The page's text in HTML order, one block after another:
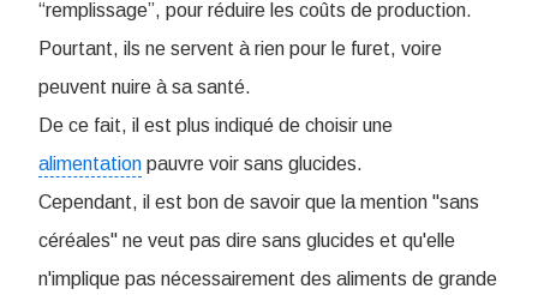
“remplissage”, pour réduire les coûts de production.
Pourtant, ils ne servent à rien pour le furet, voire
peuvent nuire à sa santé.
De ce fait, il est plus indiqué de choisir une
alimentation pauvre voir sans glucides.
Cependant, il est bon de savoir que la mention "sans
céréales" ne veut pas dire sans glucides et qu'elle
n'implique pas nécessairement des aliments de grande